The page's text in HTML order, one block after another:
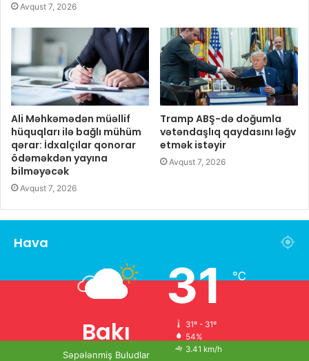
Avqust 7, 2026
Ali Məhkəmədən müəllif
hüquqları ilə bağlı mühüm
qərar: İdxalçılar qonorar
ödəməkdən yayına
bilməyəcək
Avqust 7, 2026
Tramp ABŞ-də doğumla
vətəndaşlıq qaydasını ləğv
etmək istəyir
Avqust 7, 2026
Hava
Bakı
Səpələnmiş Buludlar
31℃
31º - 31º
54%
3.41 km/h